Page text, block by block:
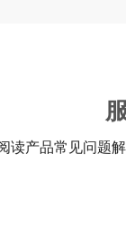
读产品常见问题